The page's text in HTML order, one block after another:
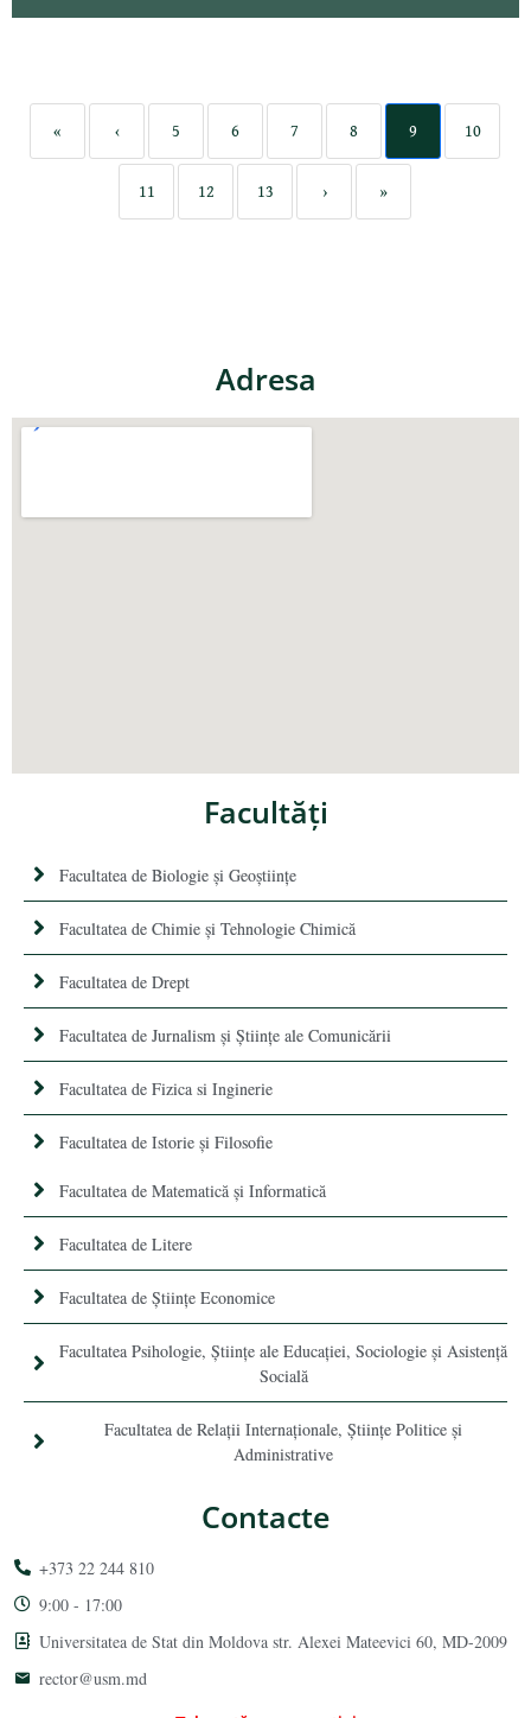
« ‹ 5 6 7 8 9 10
11 12 13 › »
Adresa
Facultăţi
Facultatea de Biologie și Geoștiințe
Facultatea de Chimie şi Tehnologie Chimică
Facultatea de Drept
Facultatea de Jurnalism şi Ştiinţe ale Comunicării
Facultatea de Fizica si Inginerie
Facultatea de Istorie şi Filosofie
Facultatea de Matematică şi Informatică
Facultatea de Litere
Facultatea de Științe Economice
Facultatea Psihologie, Ştiinţe ale Educaţiei, Sociologie și Asistență
Socială
Facultatea de Relaţii Internaţionale, Ştiinţe Politice şi
Administrative
Contacte
+373 22 244 810
9:00 - 17:00
Universitatea de Stat din Moldova str. Alexei Mateevici 60, MD-2009
rector@usm.md